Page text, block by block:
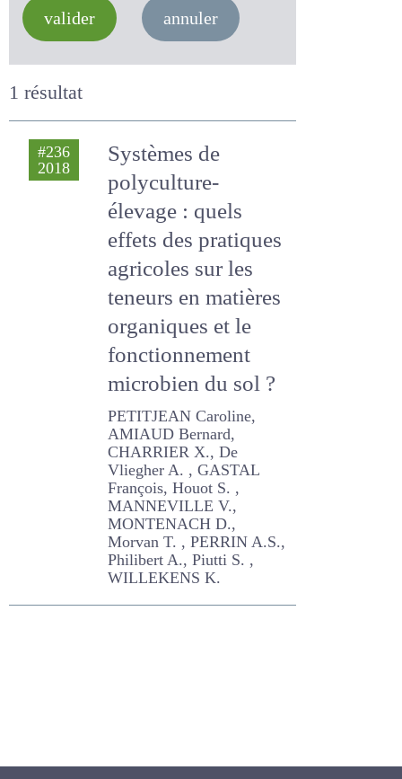
valider annuler
1 résultat
#236
Systèmes de
polyculture-
élevage : quels
effets des
pratiques agricoles
sur les teneurs en
matières
organiques et le
fonctionnement
microbien du sol ?
PETITJEAN Caroline,
AMIAUD Bernard,
CHARRIER X., De Vliegher A.
, GASTAL François, Houot S.
, MANNEVILLE V.,
MONTENACH D., Morvan T. ,
PERRIN A.S., Philibert A.,